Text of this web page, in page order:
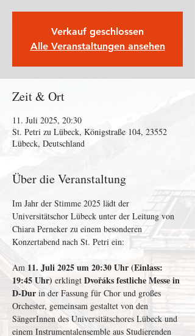
Verkauf geschlossen
Alle Veranstaltungen ansehen
Zeit & Ort
11. Juli 2025, 20:30
St. Petri zu Lübeck, Königstraße 104, 23552
Lübeck, Deutschland
Über die Veranstaltung
Im Jahr der Stimme 2025 lädt der
Universitätschor Lübeck unter der Leitung von
Chiara Perneker zu einem besonderen
Konzertabend nach St. Petri ein:
Am 11. Juli 2025 um 20:30 Uhr (Einlass:
19:45 Uhr) erklingt Dvořáks festliche Messe in
D-Dur in der Fassung für Chor und großes
Orchester, gemeinsam gestaltet von den
SängerInnen des Universitätschores Lübeck und
einem Instrumentalensemble aus Studierenden